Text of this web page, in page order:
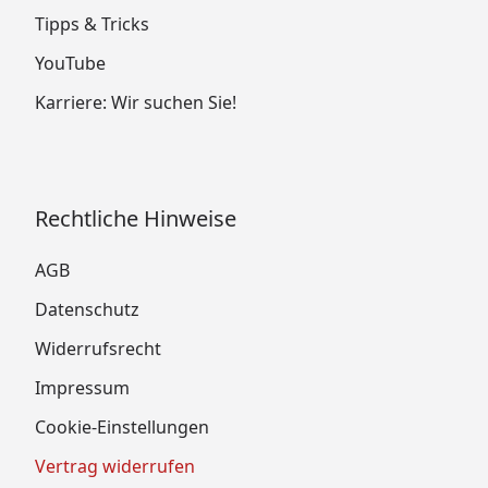
Umfangreiche Grundausstattung:
spezieller Anpassung an Karibu-Öfen für
optimalen Schutz
1 Kopfstütze aus massivem Espenholz
inkl. hochwertigen Bankblenden
Spezielle Grundkonstruktion:
Tipps & Tricks
YouTube
Karriere: Wir suchen Sie!
Rechtliche Hinweise
AGB
Datenschutz
Widerrufsrecht
Impressum
Cookie-Einstellungen
Vertrag widerrufen